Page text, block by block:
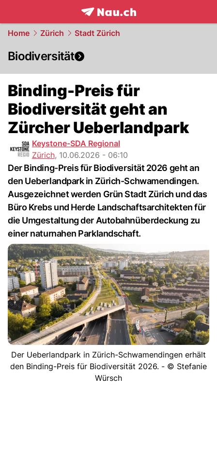
frontpage.NAU.ch
Home Zürich Stadt Zürich
Biodiversität
Binding-Preis für
Biodiversität geht an
Zürcher Ueberlandpark
Keystone-SDA Regional
Zürich, 10.06.2026 - 06:10
Der Binding-Preis für Biodiversität 2026 geht an
den Ueberlandpark in Zürich-Schwamendingen.
Ausgezeichnet werden Grün Stadt Zürich und das
Büro Krebs und Herde Landschaftsarchitekten für
die Umgestaltung der Autobahnüberdeckung zu
einer naturnahen Parklandschaft.
Der Ueberlandpark in Zürich-Schwamendingen erhält
den Binding-Preis für Biodiversität 2026. - © Stefanie
Würsch